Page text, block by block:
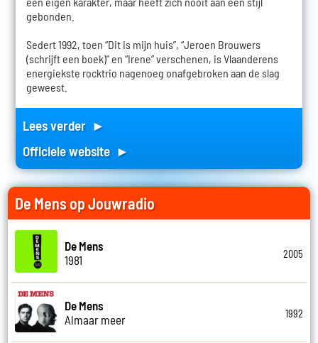
gebonden.
Sedert 1992, toen “Dit is mijn huis”, “Jeroen Brouwers
(schrijft een boek)" en “Irene” verschenen, is Vlaanderens
energiekste rocktrio nagenoeg onafgebroken aan de slag
geweest.
Lees verder ►
Officiele website ►
De Mens op Jouwradio
De Mens
1981
2005
De Mens
Almaar meer
1992